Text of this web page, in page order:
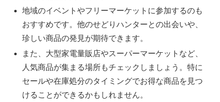
地域のイベントやフリーマーケットに参加するのも
おすすめです。他のせどりハンターとの出会いや、
珍しい商品の発見が期待できます。
また、大型家電量販店やスーパーマーケットなど、
人気商品が集まる場所もチェックしましょう。特に
セールや在庫処分のタイミングでお得な商品を見つ
けることができるかもしれません。